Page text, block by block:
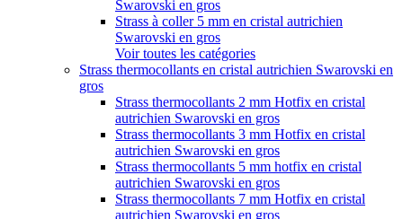
Swarovski en gros
Strass à coller 5 mm en cristal autrichien
Swarovski en gros
Voir toutes les catégories
Strass thermocollants en cristal autrichien Swarovski en
gros
Strass thermocollants 2 mm Hotfix en cristal
autrichien Swarovski en gros
Strass thermocollants 3 mm Hotfix en cristal
autrichien Swarovski en gros
Strass thermocollants 5 mm hotfix en cristal
autrichien Swarovski en gros
Strass thermocollants 7 mm Hotfix en cristal
autrichien Swarovski en gros